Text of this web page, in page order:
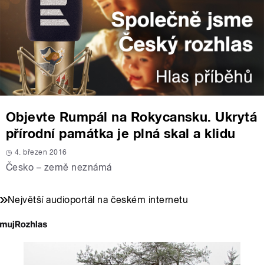
Objevte Rumpál na Rokycansku. Ukrytá
přírodní památka je plná skal a klidu
4. březen 2016
Česko – země neznámá
Největší audioportál na českém internetu